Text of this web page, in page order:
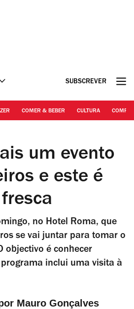
SUBSCREVER
COMER & BEBER CULTURA
um evento
e este é
no Hotel Roma, que
se vai juntar para tomar o
objectivo é conhecer
programa inclui uma visita à
Mauro Gonçalves